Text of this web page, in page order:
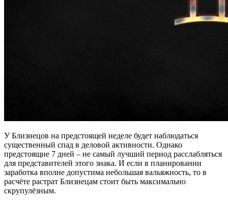
У Близнецов на предстоящей неделе будет наблюдаться
существенный спад в деловой активности. Однако
предстоящие 7 дней – не самый лучший период расслабляться
для представителей этого знака. И если в планировании
заработка вполне допустима небольшая вальяжность, то в
расчёте растрат Близнецам стоит быть максимально
скрупулёзным.